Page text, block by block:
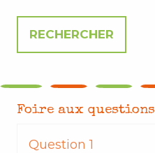
Foire aux questions
Question 1